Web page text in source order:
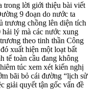
trong lời giới thiệu bài viết
9 đoạn do nước ta
trương chồng lên diện tích
lý mà các nước xung
theo tinh thần Công
xuất hiện một loạt bất
tế toàn cầu đang không
túc xem xét kiến nghị
bãi bỏ cái đường “lịch sử
giải quyết tận gốc vấn đề